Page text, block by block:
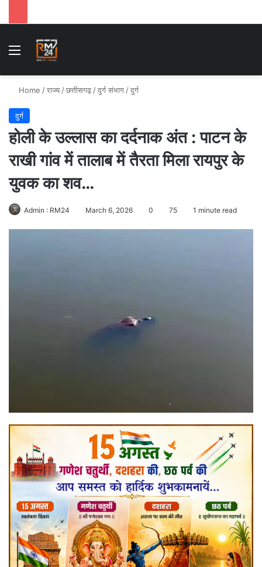
Menu
Home /राज्य /छत्तीसगढ़ /दुर्ग संभाग /दुर्ग
दुर्ग
होली के उल्लास का दर्दनाक अंत : पाटन के
राखी गांव में तालाब में तैरता मिला रायपुर के
युवक का शव…
Admin : RM24 March 6, 2026 0 75 1 minute read